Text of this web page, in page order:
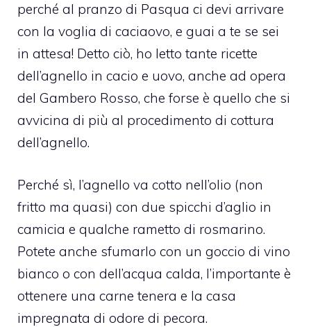
perché al pranzo di Pasqua ci devi arrivare
con la voglia di caciaovo, e guai a te se sei
in attesa! Detto ciò, ho letto tante ricette
dell’agnello in cacio e uovo, anche ad opera
del Gambero Rosso, che forse è quello che si
avvicina di più al procedimento di cottura
dell’agnello.
Perché sì, l’agnello va cotto nell’olio (non
fritto ma quasi) con due spicchi d’aglio in
camicia e qualche rametto di rosmarino.
Potete anche sfumarlo con un goccio di vino
bianco o con dell’acqua calda, l’importante è
ottenere una carne tenera e la casa
impregnata di odore di pecora.